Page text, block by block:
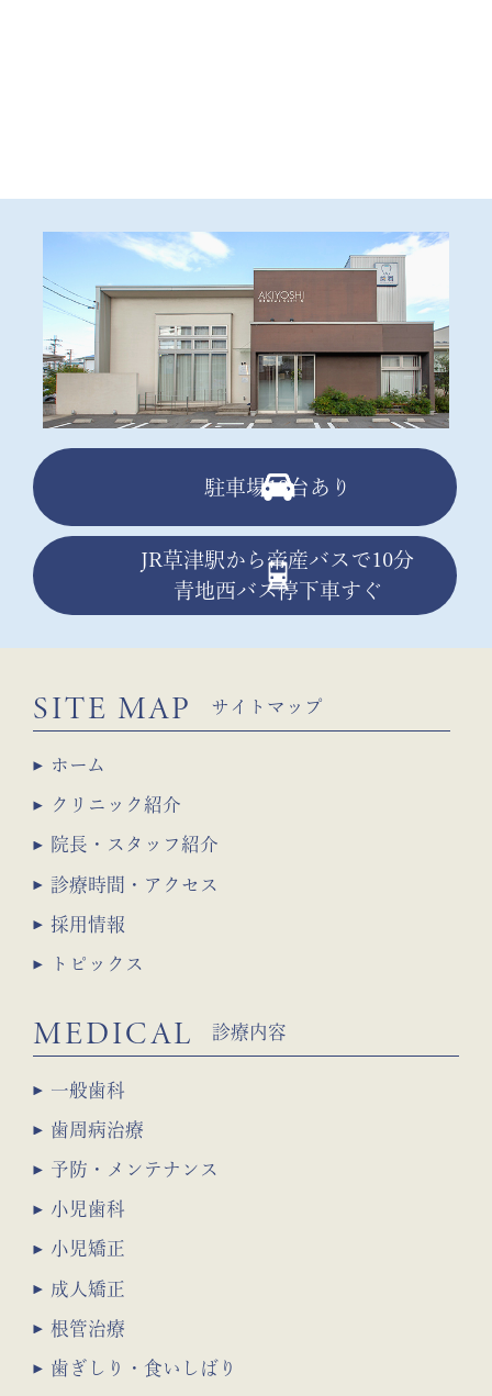
駐車場13台あり
JR草津駅から帝産バスで10分
青地西バス停下車すぐ
SITE MAP サイトマップ
ホーム
クリニック紹介
院長・スタッフ紹介
診療時間・アクセス
採用情報
トピックス
MEDICAL 診療内容
一般歯科
歯周病治療
予防・メンテナンス
小児歯科
小児矯正
成人矯正
根管治療
歯ぎしり・食いしばり